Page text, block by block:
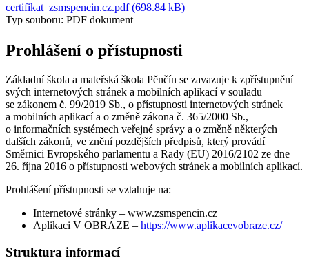
certifikat_zsmspencin.cz.pdf (698.84 kB)
Typ souboru: PDF dokument
Prohlášení o přístupnosti
Základní škola a mateřská škola Pěnčín se zavazuje k zpřístupnění
svých internetových stránek a mobilních aplikací v souladu
se zákonem č. 99/2019 Sb., o přístupnosti internetových stránek
a mobilních aplikací a o změně zákona č. 365/2000 Sb.,
o informačních systémech veřejné správy a o změně některých
dalších zákonů, ve znění pozdějších předpisů, který provádí
Směrnici Evropského parlamentu a Rady (EU) 2016/2102 ze dne
26. října 2016 o přístupnosti webových stránek a mobilních aplikací.
Prohlášení přístupnosti se vztahuje na:
Internetové stránky – www.zsmspencin.cz
Aplikaci V OBRAZE – https://www.aplikacevobraze.cz/
Struktura informací